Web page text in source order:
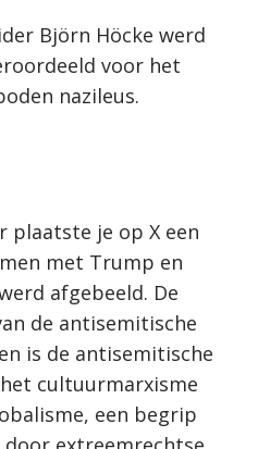
Björn Höcke werd
voor het
nazileus.
plaatste je op X een
met Trump en
afgebeeld. De
de antisemitische
is de antisemitische
cultuurmarxisme
een begrip